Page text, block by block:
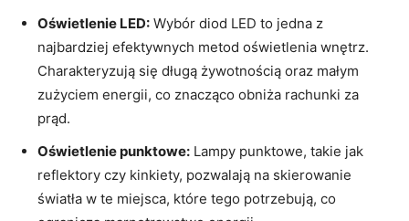
Oświetlenie LED: Wybór diod LED to jedna z
najbardziej efektywnych metod oświetlenia wnętrz.
Charakteryzują się długą żywotnością oraz małym
zużyciem energii, co znacząco obniża rachunki za
prąd.
Oświetlenie punktowe: Lampy punktowe, takie jak
reflektory czy kinkiety, pozwalają na skierowanie
światła w te miejsca, które tego potrzebują, co